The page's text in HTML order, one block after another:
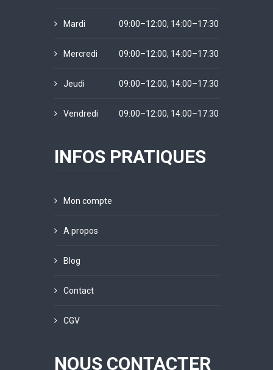
Mardi 09:00–12:00, 14:00–17:30
Mercredi 09:00–12:00, 14:00–17:30
Jeudi 09:00–12:00, 14:00–17:30
Vendredi 09:00–12:00, 14:00–17:30
INFOS PRATIQUES
Mon compte
A propos
Blog
Contact
CGV
NOUS CONTACTER